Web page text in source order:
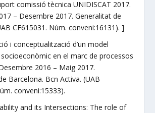
comissió tècnica UNIDISCAT 2017.
– Desembre 2017. Generalitat de
CF615031. Núm. conveni:16131). ]
i conceptualització d’un model
socioeconòmic en el marc de processos
2016 – Maig 2017.
Barcelona. Bcn Activa. (UAB
conveni:15333).
and its Intersections: The role of